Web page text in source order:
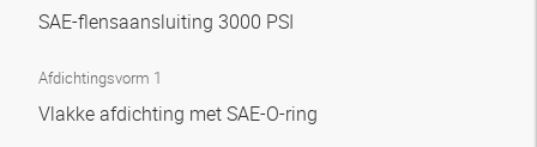
SAE-flensaansluiting 3000 PSI
Afdichtingsvorm 1
Vlakke afdichting met SAE-O-ring